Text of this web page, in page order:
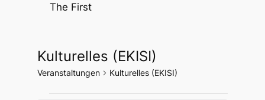
The First
Kulturelles (EKISI)
Veranstaltungen Kulturelles (EKISI)